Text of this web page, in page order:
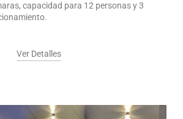
capacidad para 12 personas y 3
Ver Detalles